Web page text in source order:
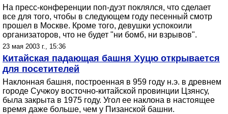
На пресс-конференции поп-дуэт поклялся, что сделает
все для того, чтобы в следующем году песенный смотр
прошел в Москве. Кроме того, девушки успокоили
организаторов, что не будет "ни бомб, ни взрывов".
23 мая 2003 г., 15:36
Китайская падающая башня Хуцю открывается
для посетителей
Наклонная башня, построенная в 959 году н.э. в древнем
городе Сучжоу восточно-китайской провинции Цзянсу,
была закрыта в 1975 году. Угол ее наклона в настоящее
время даже больше, чем у Пизанской башни.